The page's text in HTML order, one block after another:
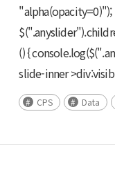
"alpha(opacity=0)");
() {
slide-inner
CPS Data